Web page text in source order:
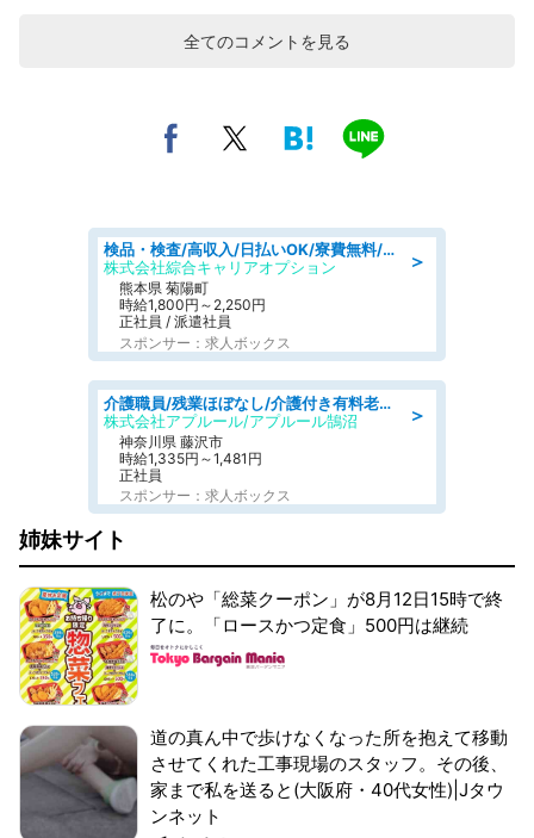
全てのコメントを見る
＞
検品・検査/高収入/日払いOK/寮費無料/日勤/20・30・40代活躍中
株式会社綜合キャリアオプション
熊本県 菊陽町
時給1,800円～2,250円
正社員 / 派遣社員
スポンサー：求人ボックス
＞
介護職員/残業ほぼなし/介護付き有料老人ホームの介護士/夜勤専従
株式会社アプルール/アプルール鵠沼
神奈川県 藤沢市
時給1,335円～1,481円
正社員
スポンサー：求人ボックス
姉妹サイト
松のや「総菜クーポン」が8月12日15時で終
了に。「ロースかつ定食」500円は継続
道の真ん中で歩けなくなった所を抱えて移動
させてくれた工事現場のスタッフ。その後、
家まで私を送ると(大阪府・40代女性)|Jタウ
ンネット